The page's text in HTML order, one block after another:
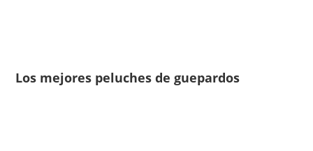
Los mejores peluches de guepardos